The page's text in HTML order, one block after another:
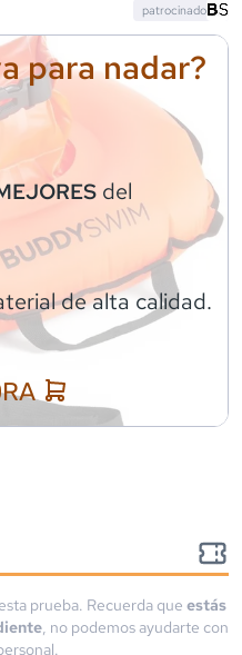
para nadar?
del
de alta calidad.
patrocinado
prueba. Recuerda que estás
, no podemos ayudarte con